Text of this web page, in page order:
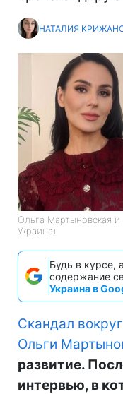
НАТАЛИЯ
Ольга Мартыновская
Украина)
Будь в курсе,
содержание
Украина в
Скандал
Ольги
развитие.
интервью, в